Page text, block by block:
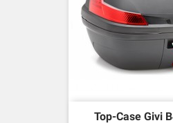
Top-Case Givi